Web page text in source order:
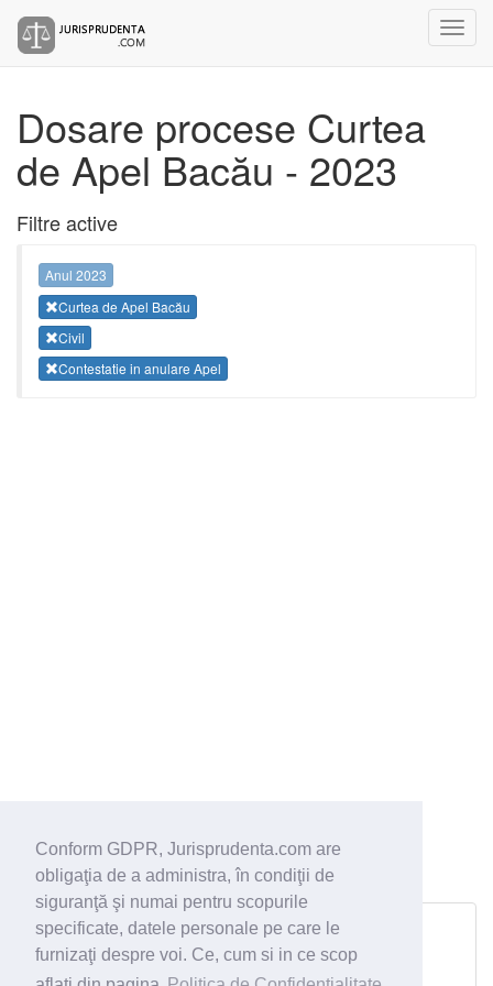
Conform GDPR, Jurisprudenta.com are
obligaţia de a administra, în condiţii de
siguranţă şi numai pentru scopurile
specificate, datele personale pe care le
furnizaţi despre voi. Ce, cum si in ce scop
Dosare procese Curtea
de Apel Bacău - 2023
Filtre active
Anul 2023
Curtea de Apel Bacău
Civil
Contestatie in anulare Apel
Dosar 55/32/2023 din 25.01.2023
Curtea de Apel Bacău
legea 10/2001;